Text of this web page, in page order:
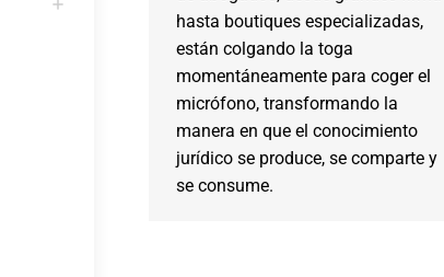
hasta boutiques especializadas,
están colgando la toga
momentáneamente para coger el
micrófono, transformando la
manera en que el conocimiento
jurídico se produce, se comparte y
se consume.